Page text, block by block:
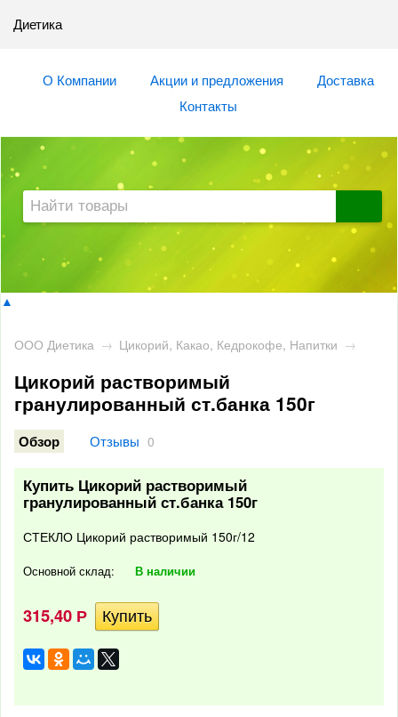
Диетика
О Компании Акции и предложения
Доставка
Контакты
▲
ООО Диетика → Цикорий, Какао, Кедрокофе, Напитки →
Цикорий растворимый
гранулированный ст.банка 150г
Обзор Отзывы 0
Купить Цикорий растворимый
гранулированный ст.банка 150г
СТЕКЛО Цикорий растворимый 150г/12
Основной склад: В наличии
315,40 Р